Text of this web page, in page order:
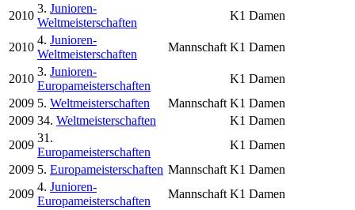
2010
3. Junioren-
Weltmeisterschaften
K1 Damen
2010
4. Junioren-
Weltmeisterschaften
Mannschaft K1 Damen
2010
3. Junioren-
Europameisterschaften
K1 Damen
2009 5. Weltmeisterschaften Mannschaft K1 Damen
2009 34. Weltmeisterschaften
K1 Damen
2009
31.
Europameisterschaften
K1 Damen
2009 5. Europameisterschaften Mannschaft K1 Damen
2009
4. Junioren-
Europameisterschaften
Mannschaft K1 Damen